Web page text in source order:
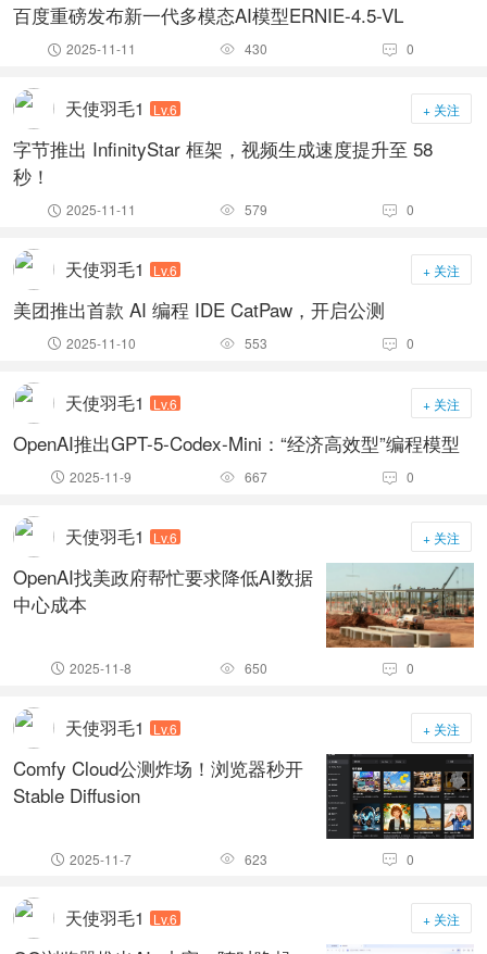
百度重磅发布新一代多模态AI模型ERNIE-4.5-VL
 2025-11-11  430  0
天使羽毛1 Lv.6 + 关注
​字节推出 InfinityStar 框架，视频生成速度提升至 58
秒！
 2025-11-11  579  0
天使羽毛1 Lv.6 + 关注
美团推出首款 AI 编程 IDE CatPaw，开启公测
 2025-11-10  553  0
天使羽毛1 Lv.6 + 关注
OpenAI推出GPT-5-Codex-Mini：“经济高效型”编程模型
 2025-11-9  667  0
天使羽毛1 Lv.6 + 关注
OpenAI找美政府帮忙要求降低AI数据
中心成本
 2025-11-8  650  0
天使羽毛1 Lv.6 + 关注
Comfy Cloud公测炸场！浏览器秒开
Stable Diffusion
 2025-11-7  623  0
天使羽毛1 Lv.6 + 关注